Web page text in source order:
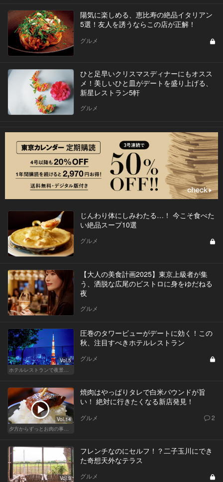
陽気に楽しめる、恵比寿の絶品イタリアン
5選！友人を誘うならこの店が正解！
グルメ
ひと足早いクリスマスディナーにもオスス
メ！美しいひと皿がデートを盛り上げる、
新星レストラン5軒
グルメ
じんわり体にしみわたる…！ 今こそ食べた
い絶品スープ10選
グルメ
【大人の美食計画2025】東京上級者が集
う、洒脱な広尾のビストロに身をゆだねる
夜
グルメ
Vol.5
ホテルレストランで夜景デートはやっぱり盛り上がる
圧巻のタワービューがデートに効く！この
秋、注目すべきホテルレストラン
グルメ
Vol.14
夕方からずっとお肉の事を考えてる貴方へ
焼肉はやっぱりタレで白米バウンドが旨
い！ 絶対に行きたくなる新店発見！
グルメ 2
Vol.3
フレンチなのにセルフ！？二子玉川にでき
た奇想天外なテラス
グルメ